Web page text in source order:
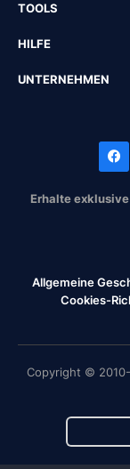
TOOLS
HILFE
UNTERNEHMEN
Erhalte
Allgemeine
Cookies-
Copyright ©